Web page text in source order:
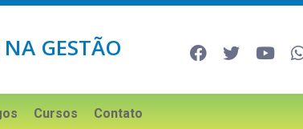
GESTÃO
Cursos Contato